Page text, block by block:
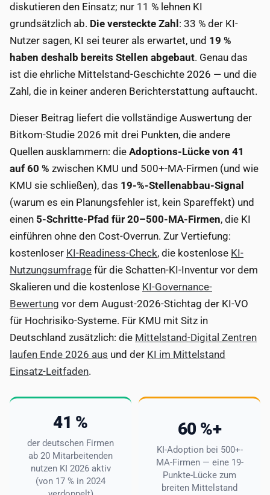
diskutieren den Einsatz; nur 11 % lehnen KI
grundsätzlich ab. Die versteckte Zahl : 33 % der KI-
Nutzer sagen, KI sei teurer als erwartet, und 19 %
haben deshalb bereits Stellen abgebaut. Genau das
ist die ehrliche Mittelstand-Geschichte 2026 — und die
Zahl, die in keiner anderen Berichterstattung auftaucht.
Dieser Beitrag liefert die vollständige Auswertung der
Bitkom-Studie 2026 mit drei Punkten, die andere
Quellen ausklammern: die Adoptions-Lücke von 41
auf 60 % zwischen KMU und 500+-MA-Firmen (und wie
KMU sie schließen), das 19-%-Stellenabbau-Signal
(warum es ein Planungsfehler ist, kein Spareffekt) und
einen 5-Schritte-Pfad für 20–500-MA-Firmen, die KI
einführen ohne den Cost-Overrun. Zur Vertiefung:
kostenloser KI-Readiness-Check, die kostenlose KI-
Nutzungsumfrage für die Schatten-KI-Inventur vor dem
Skalieren und die kostenlose KI-Governance-
Bewertung vor dem August-2026-Stichtag der KI-VO
für Hochrisiko-Systeme. Für KMU mit Sitz in
Deutschland zusätzlich: die Mittelstand-Digital Zentren
laufen Ende 2026 aus und der KI im Mittelstand
Einsatz-Leitfaden.
41 %
der deutschen Firmen
ab 20 Mitarbeitenden
nutzen KI 2026 aktiv
(von 17 % in 2024
60 %+
KI-Adoption bei 500+-
MA-Firmen — eine 19-
Punkte-Lücke zum
breiten Mittelstand